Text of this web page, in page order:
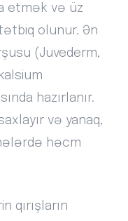
etmək və üz
olunur. Ən
(Juvederm,
hazırlanır.
və yanaq,
həcm
qırışların